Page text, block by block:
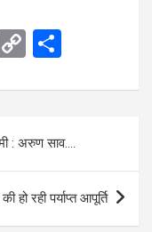
C
py
n
k
ar
: अरुण साव….
रही पर्याप्त आपूर्ति